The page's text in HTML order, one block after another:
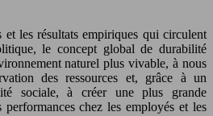
les résultats empiriques qui circulent
le concept global de durabilité
naturel plus vivable, à nous
des ressources et, grâce à un
sociale, à créer une plus grande
chez les employés et les